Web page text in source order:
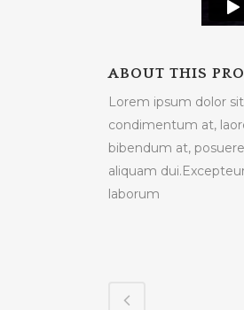
ABOUT THIS
Lorem ipsum dolor
condimentum at,
bibendum at,
aliquam
laborum